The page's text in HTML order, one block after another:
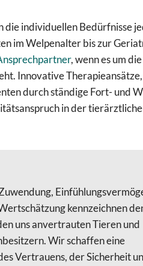
die individuellen Bedürfnisse
im Welpenalter bis zur
, wenn es um
Innovative
durch ständige Fort- und
in der
kennzeichnen
uns anvertrauten Tieren und
Wir schaffen eine
Vertrauens, der Sicherheit